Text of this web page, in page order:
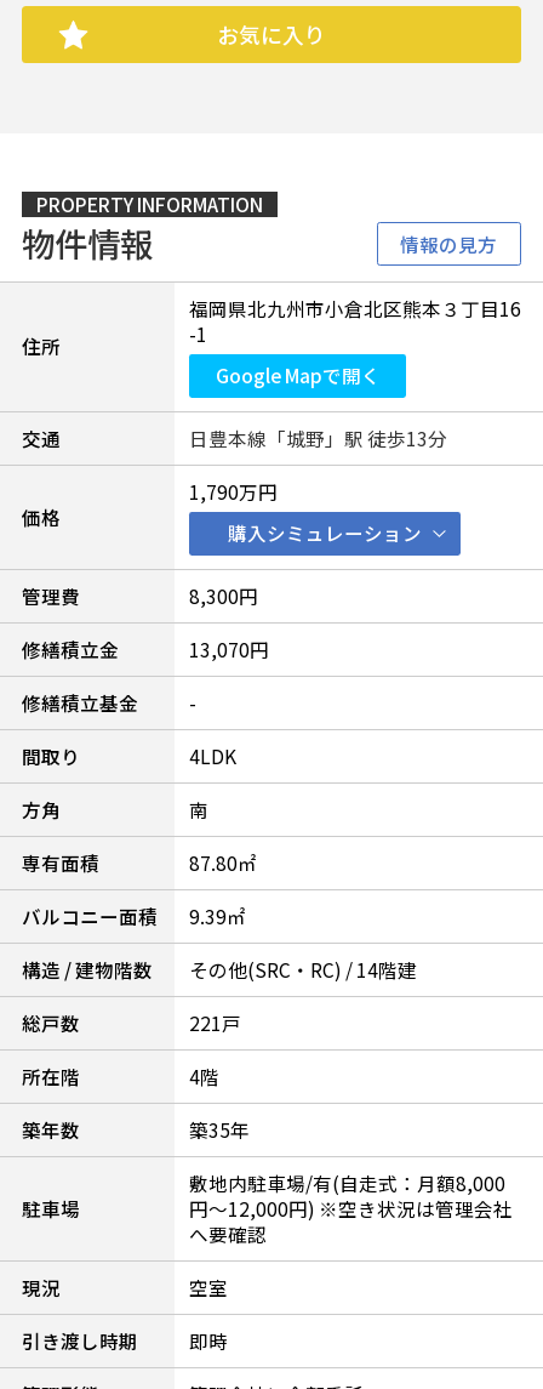
お気に入り
PROPERTY INFORMATION
物件情報 情報の見方
住所
福岡県北九州市小倉北区熊本３丁目16
-1
Google Mapで開く
交通 日豊本線「城野」駅 徒歩13分
価格
1,790万円
購入シミュレーション
管理費
8,300円
修繕積立金
13,070円
修繕積立基金
-
間取り
4LDK
方角
南
専有面積
87.80㎡
バルコニー面積
9.39㎡
構造 / 建物階数
その他(SRC・RC) / 14階建
総戸数
221戸
所在階
4階
築年数
築35年
駐車場
敷地内駐車場/有(自走式：月額8,000
円～12,000円) ※空き状況は管理会社
へ要確認
現況
空室
引き渡し時期
即時